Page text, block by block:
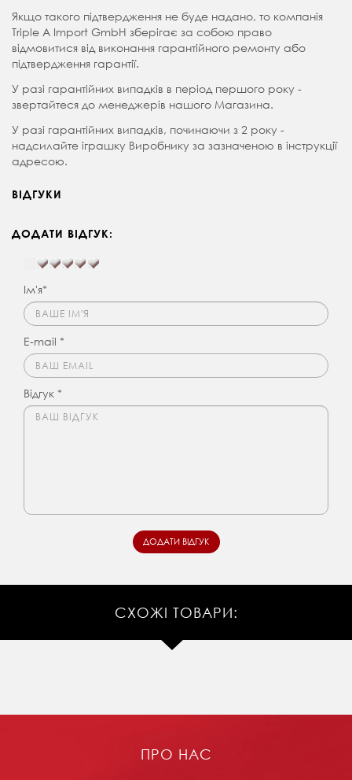
Якщо такого підтвердження не буде надано, то компанія
Triple A Import GmbH зберігає за собою право
відмовитися від виконання гарантійного ремонту або
підтвердження гарантії.
У разі гарантійних випадків в період першого року -
звертайтеся до менеджерів нашого Магазина.
У разі гарантійних випадків, починаючи з 2 року -
надсилайте іграшку Виробнику за зазначеною в інструкції
адресою.
ВІДГУКИ
ДОДАТИ ВІДГУК:
Ім'я*
E-mail *
Відгук *
СХОЖІ ТОВАРИ:
ПРО НАС